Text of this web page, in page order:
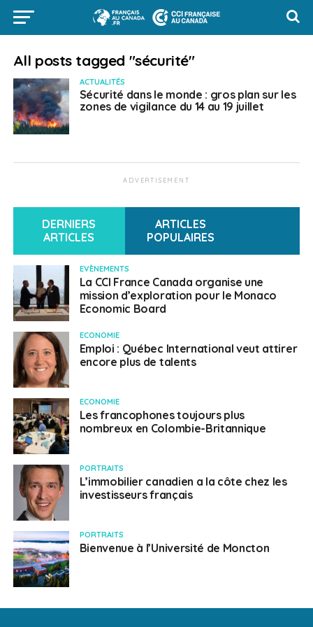
All posts tagged "sécurité"
ACTUALITÉS
Sécurité dans le monde : gros plan sur les
zones de vigilance du 14 au 19 juillet
ADVERTISEMENT
DERNIERS
ARTICLES
ARTICLES
POPULAIRES
EVÈNEMENTS
La CCI France Canada organise une
mission d’exploration pour le Monaco
Economic Board
ECONOMIE
Emploi : Québec International veut attirer
encore plus de talents
ECONOMIE
Les francophones toujours plus
nombreux en Colombie-Britannique
PORTRAITS
L’immobilier canadien a la côte chez les
investisseurs français
PORTRAITS
Bienvenue à l’Université de Moncton